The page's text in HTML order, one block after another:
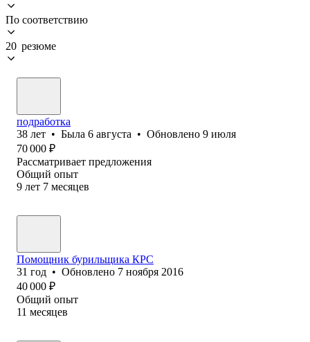
По соответствию
20 резюме
подработка
38 лет • Была 6 августа • Обновлено 9 июля
70 000 ₽
Рассматривает предложения
Общий опыт
9 лет 7 месяцев
Помощник бурильщика КРС
31 год • Обновлено 7 ноября 2016
40 000 ₽
Общий опыт
11 месяцев